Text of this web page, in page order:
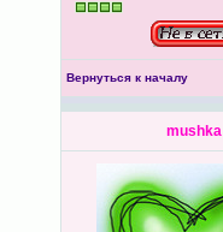
Вернуться к началу
mushka